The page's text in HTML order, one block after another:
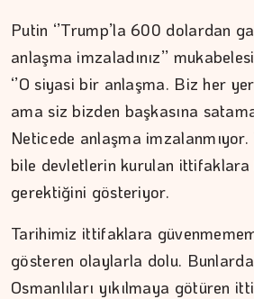
Putin ‘’Trump’la 600 dolardan
anlaşma imzaladınız’’
‘’O siyasi bir anlaşma. Biz her
ama siz bizden başkasına
Neticede anlaşma imzalanmıyor.
bile devletlerin kurulan ittifaklara
gerektiğini gösteriyor.
Tarihimiz ittifaklara
gösteren olaylarla dolu.
Osmanlıları yıkılmaya götüren